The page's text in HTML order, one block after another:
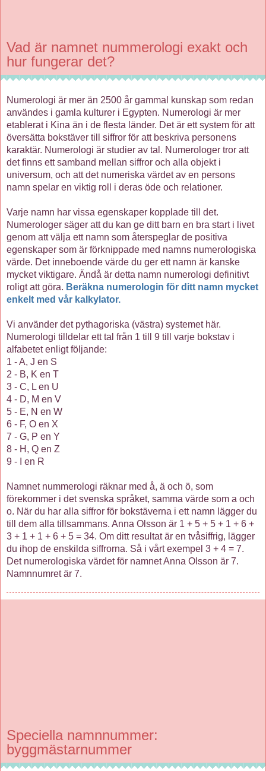
Vad är namnet nummerologi exakt och
hur fungerar det?
Numerologi är mer än 2500 år gammal kunskap som redan
användes i gamla kulturer i Egypten. Numerologi är mer
etablerat i Kina än i de flesta länder. Det är ett system för att
översätta bokstäver till siffror för att beskriva personens
karaktär. Numerologi är studier av tal. Numerologer tror att
det finns ett samband mellan siffror och alla objekt i
universum, och att det numeriska värdet av en persons
namn spelar en viktig roll i deras öde och relationer.
Varje namn har vissa egenskaper kopplade till det.
Numerologer säger att du kan ge ditt barn en bra start i livet
genom att välja ett namn som återspeglar de positiva
egenskaper som är förknippade med namns numerologiska
värde. Det inneboende värde du ger ett namn är kanske
mycket viktigare. Ändå är detta namn numerologi definitivt
roligt att göra. Beräkna numerologin för ditt namn mycket
enkelt med vår kalkylator.
Vi använder det pythagoriska (västra) systemet här.
Numerologi tilldelar ett tal från 1 till 9 till varje bokstav i
alfabetet enligt följande:
1 - A, J en S
2 - B, K en T
3 - C, L en U
4 - D, M en V
5 - E, N en W
6 - F, O en X
7 - G, P en Y
8 - H, Q en Z
9 - I en R
Namnet nummerologi räknar med å, ä och ö, som
förekommer i det svenska språket, samma värde som a och
o. När du har alla siffror för bokstäverna i ett namn lägger du
till dem alla tillsammans. Anna Olsson är 1 + 5 + 5 + 1 + 6 +
3 + 1 + 1 + 6 + 5 = 34. Om ditt resultat är en tvåsiffrig, lägger
du ihop de enskilda siffrorna. Så i vårt exempel 3 + 4 = 7.
Det numerologiska värdet för namnet Anna Olsson är 7.
Namnnumret är 7.
Speciella namnnummer:
byggmästarnummer